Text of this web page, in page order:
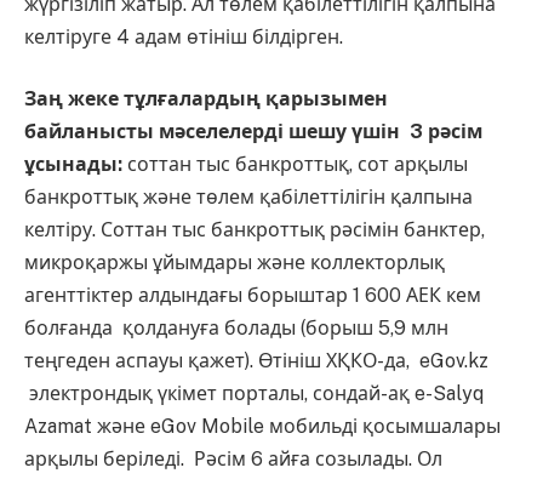
келтіруге 4 адам өтініш білдірген.
Заң жеке тұлғалардың қарызымен
байланысты мәселелерді шешу үшін 3 рәсім
ұсынады: соттан тыс банкроттық, сот арқылы
банкроттық және төлем қабілеттілігін қалпына
келтіру. Соттан тыс банкроттық рәсімін банктер,
микроқаржы ұйымдары және коллекторлық
агенттіктер алдындағы борыштар 1 600 АЕК кем
болғанда қолдануға болады (борыш 5,9 млн
теңгеден аспауы қажет). Өтініш ХҚКО-да, eGov.kz
электрондық үкімет порталы, сондай-ақ e-Salyq
Azamat және eGov Mobile мобильді қосымшалары
арқылы беріледі. Рәсім 6 айға созылады. Ол